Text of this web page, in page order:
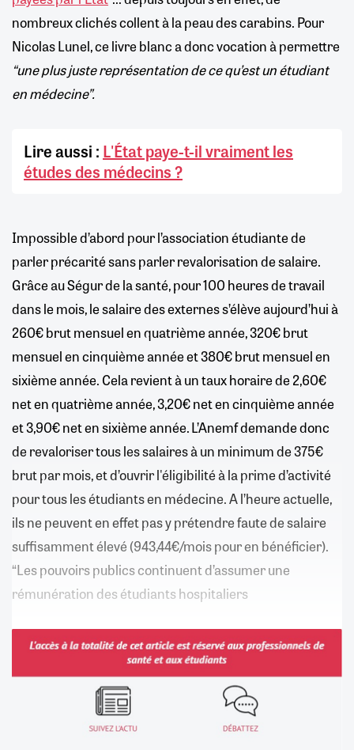
nombreux clichés collent à la peau des carabins. Pour
Nicolas Lunel, ce livre blanc a donc vocation à permettre
“une plus juste représentation de ce qu’est un étudiant
en médecine”.
Lire aussi : L'État paye-t-il vraiment les
études des médecins ?
Impossible d’abord pour l’association étudiante de
parler précarité sans parler revalorisation de salaire.
Grâce au Ségur de la santé, pour 100 heures de travail
dans le mois, le salaire des externes s’élève aujourd’hui à
260€ brut mensuel en quatrième année, 320€ brut
mensuel en cinquième année et 380€ brut mensuel en
sixième année. Cela revient à un taux horaire de 2,60€
net en quatrième année, 3,20€ net en cinquième année
et 3,90€ net en sixième année. L’Anemf demande donc
de revaloriser tous les salaires à un minimum de 375€
brut par mois, et d’ouvrir l'éligibilité à la prime d’activité
pour tous les étudiants en médecine. A l’heure actuelle,
ils ne peuvent en effet pas y prétendre faute de salaire
suffisamment élevé (943,44€/mois pour en bénéficier).
“Les pouvoirs publics continuent d’assumer une
rémunération des étudiants hospitaliers